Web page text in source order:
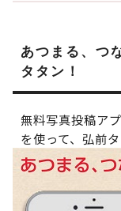
あつまる、つ
タタン！
無料写真投稿ア
を使って、弘前